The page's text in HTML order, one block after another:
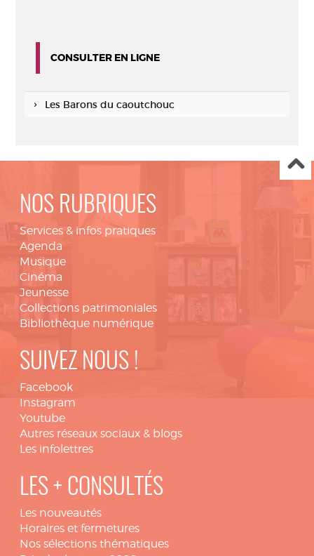
CONSULTER EN LIGNE
Les Barons du caoutchouc
NOS RUBRIQUES
Services & infos pratiques
Agenda
Musique
Cinéma
Jeunesse
Collections patrimoniales
Bibliothèque numérique
SUIVEZ NOUS !
Facebook
Instagram
Youtube
Autres réseaux sociaux & blogs
Les infolettres
LES + CONSULTÉS
Les nouveautés
Horaires et fermetures
Nos sélections thématiques